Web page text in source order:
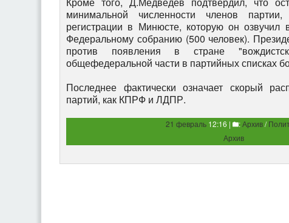
минимальной численности членов
регистрации в Минюсте, которую он озвучил
Федеральному собранию (500 человек).
против появления в стране
общефедеральной части в партийных списках
Последнее фактически означает скорый
партий, как КПРФ и ЛДПР.
21 февраль 12:16 | :Архив/
Архив